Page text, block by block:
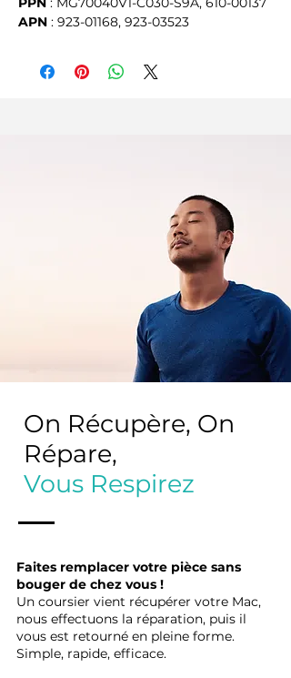
APN : 923-01168, 923-03523
On Récupère, On
Répare,
Vous Respirez
Faites remplacer votre pièce sans
bouger de chez vous !
Un coursier vient récupérer votre Mac,
nous effectuons la réparation, puis il
vous est retourné en pleine forme.
Simple, rapide, efficace.